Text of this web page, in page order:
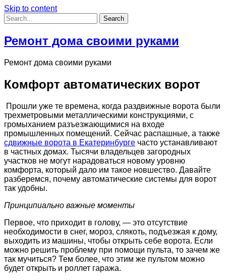
Skip to content
Ремонт дома своими руками
Ремонт дома своими руками
Комфорт автоматических ворот
Прошли уже те времена, когда раздвижные ворота были
трехметровыми металлическими конструкциями, с
громыханием разъезжающимися на входе
промышленных помещений. Сейчас распашные, а также
сдвижные ворота в Екатеринбурге часто устанавливают
в частных домах. Тысячи владельцев загородных
участков не могут нарадоваться новому уровню
комфорта, который дало им такое новшество. Давайте
разберемся, почему автоматические системы для ворот
так удобны.
Принципиально важные моменты
Первое, что приходит в голову, — это отсутствие
необходимости в снег, мороз, слякоть, подъезжая к дому,
выходить из машины, чтобы открыть себе ворота. Если
можно решить проблему при помощи пульта, то зачем же
так мучиться? Тем более, что этим же пультом можно
будет открыть и роллет гаража.